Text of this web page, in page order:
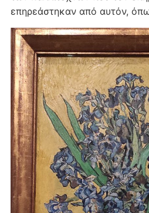
επηρεάστηκαν από αυτόν,